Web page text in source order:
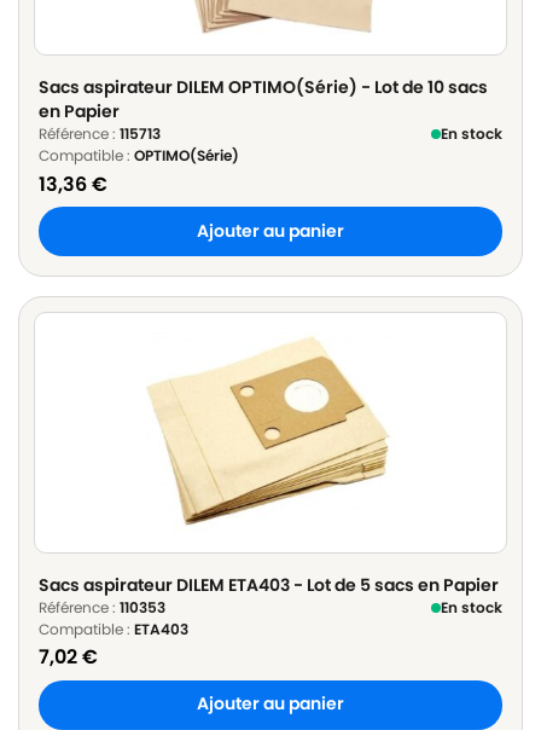
Sacs aspirateur DILEM OPTIMO(Série) - Lot de 10 sacs
en Papier
Référence : 115713
En stock
Compatible : OPTIMO(Série)
13,36€
Ajouter au panier
Sacs aspirateur DILEM ETA403 - Lot de 5 sacs en Papier
Référence : 110353
En stock
Compatible : ETA403
7,02€
Ajouter au panier